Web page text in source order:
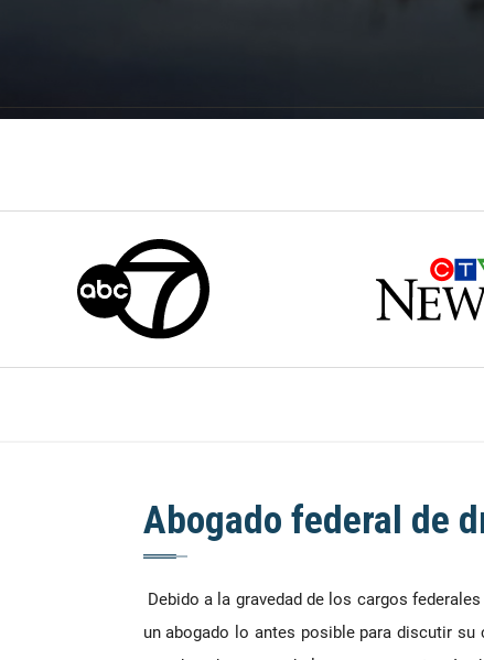
Abogado federal de
Debido a la gravedad de los cargos
un abogado lo antes posible para discutir